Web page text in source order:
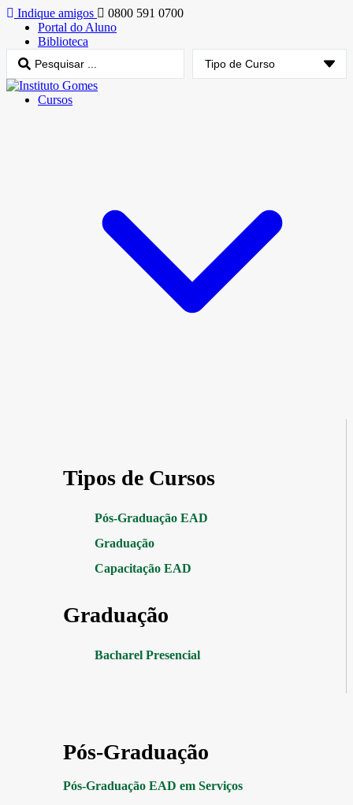
Indique amigos
0800 591 0700
Portal do Aluno
Biblioteca
Cursos
Tipos de Cursos
Pós-Graduação EAD
Graduação
Capacitação EAD
Graduação
Bacharel Presencial
Pós-Graduação
Pós-Graduação EAD em Serviços